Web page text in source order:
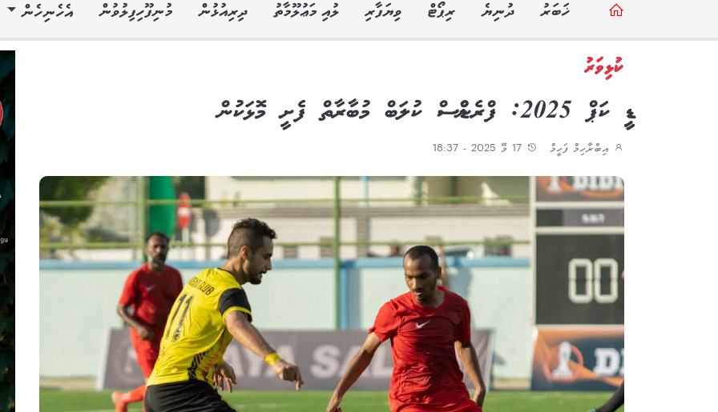
ޚަބަރު ދުނިޔެ ރިޕޯޓް ވިޔަފާރި ލުއި މަޢުލޫމާތު ދިރިއުޅުން މުނިފޫހިފިލުވުން އެހެނިހެން
ކުޅިވަރު
ޑީޑީ ކަޕް 2025: ފްރެންޑްސް ކުލަބް މުބާރާތް ފެށީ މޮޅަކުން
އިބްރާހިމް ފަހީމް